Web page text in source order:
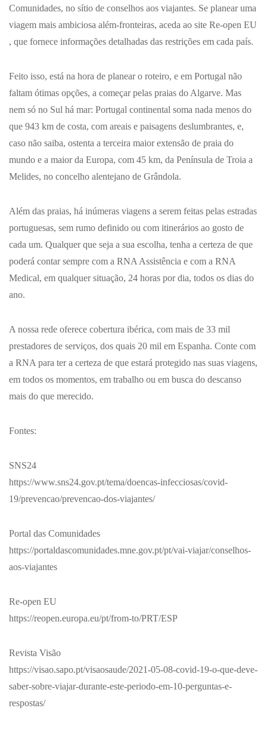
Comunidades, no sítio de conselhos aos viajantes. Se planear uma
viagem mais ambiciosa além-fronteiras, aceda ao site Re-open EU
, que fornece informações detalhadas das restrições em cada país.
Feito isso, está na hora de planear o roteiro, e em Portugal não
faltam ótimas opções, a começar pelas praias do Algarve. Mas
nem só no Sul há mar: Portugal continental soma nada menos do
que 943 km de costa, com areais e paisagens deslumbrantes, e,
caso não saiba, ostenta a terceira maior extensão de praia do
mundo e a maior da Europa, com 45 km, da Península de Troia a
Melides, no concelho alentejano de Grândola.
Além das praias, há inúmeras viagens a serem feitas pelas estradas
portuguesas, sem rumo definido ou com itinerários ao gosto de
cada um. Qualquer que seja a sua escolha, tenha a certeza de que
poderá contar sempre com a RNA Assistência e com a RNA
Medical, em qualquer situação, 24 horas por dia, todos os dias do
ano.
A nossa rede oferece cobertura ibérica, com mais de 33 mil
prestadores de serviços, dos quais 20 mil em Espanha. Conte com
a RNA para ter a certeza de que estará protegido nas suas viagens,
em todos os momentos, em trabalho ou em busca do descanso
mais do que merecido.
Fontes:
SNS24
https://www.sns24.gov.pt/tema/doencas-infecciosas/covid-
19/prevencao/prevencao-dos-viajantes/
Portal das Comunidades
https://portaldascomunidades.mne.gov.pt/pt/vai-viajar/conselhos-
aos-viajantes
Re-open EU
https://reopen.europa.eu/pt/from-to/PRT/ESP
Revista Visão
https://visao.sapo.pt/visaosaude/2021-05-08-covid-19-o-que-deve-
saber-sobre-viajar-durante-este-periodo-em-10-perguntas-e-
respostas/